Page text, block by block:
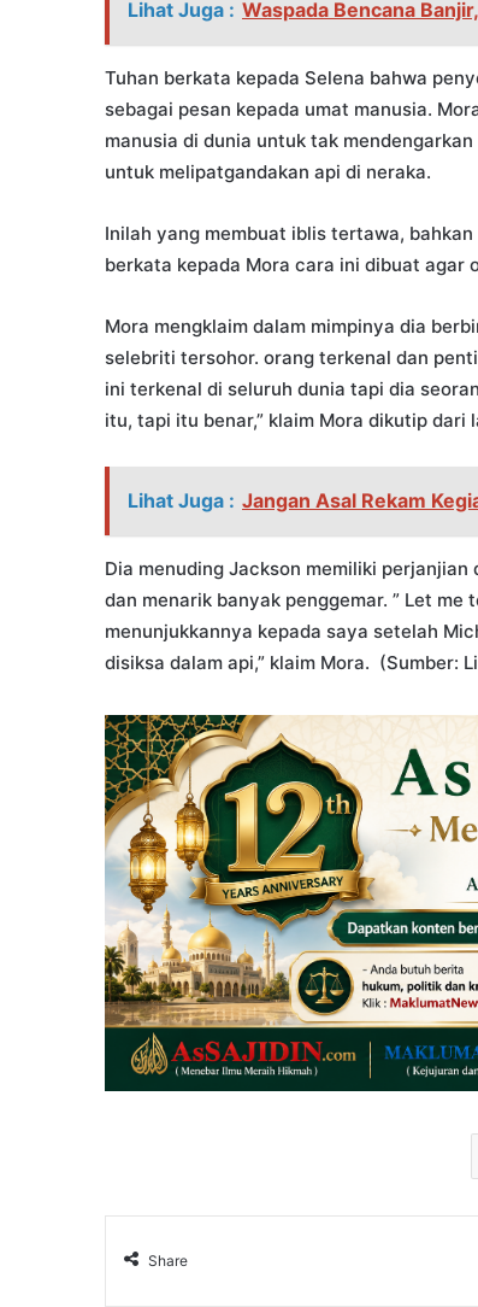
Lihat Juga : Waspada Bencana
Tuhan berkata kepada Selena bahwa
sebagai pesan kepada umat manusia.
manusia di dunia untuk tak
untuk melipatgandakan api di neraka.
Inilah yang membuat iblis tertawa,
berkata kepada Mora cara ini dibuat agar
Mora mengklaim dalam mimpinya dia
selebriti tersohor. orang terkenal dan
ini terkenal di seluruh dunia tapi dia
itu, tapi itu benar,” klaim Mora dikutip dari
Lihat Juga : Jangan Asal Rekam
Dia menuding Jackson memiliki
dan menarik banyak penggemar. ” Let
menunjukkannya kepada saya setelah
disiksa dalam api,” klaim Mora. (Sumber:
Share